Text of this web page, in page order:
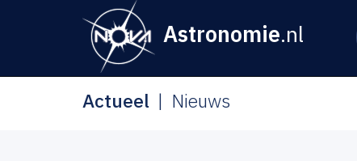
Astronomie.nl
Actueel Nieuws